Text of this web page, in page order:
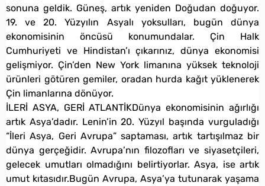
sonuna geldik. Güneş, artık yeniden Doğudan doğuyor.
19. ve 20. Yüzyılın Asyalı yoksulları, bugün dünya
ekonomisinin öncüsü konumundalar. Çin Halk
Cumhuriyeti ve Hindistan’ı çıkarınız, dünya ekonomisi
gelişmiyor. Çin’den New York limanına yüksek teknoloji
ürünleri götüren gemiler, oradan hurda kağıt yüklenerek
Çin limanlarına dönüyor.
İLERİ ASYA, GERİ ATLANTİKDünya ekonomisinin ağırlığı
artık Asya’dadır. Lenin’in 20. Yüzyıl başında vurguladığı
“İleri Asya, Geri Avrupa” saptaması, artık tartışılmaz bir
dünya gerçeğidir. Avrupa’nın filozofları ve siyasetçileri,
gelecek umutları olmadığını belirtiyorlar. Asya, ise artık
umut kıtasıdır.Bugün Avrupa, Asya’ya tutunarak yaşama